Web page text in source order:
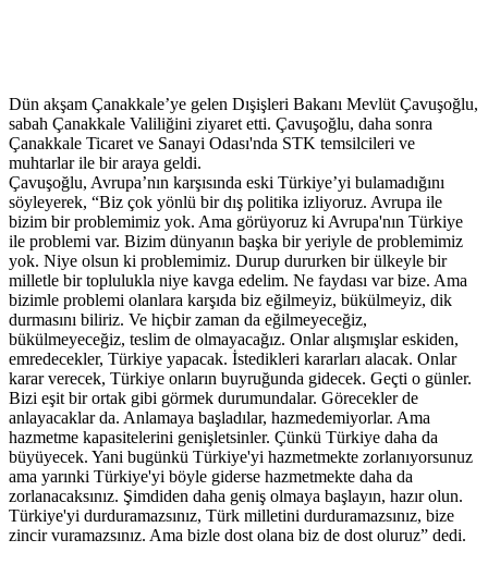
Dün akşam Çanakkale’ye gelen Dışişleri Bakanı Mevlüt Çavuşoğlu,
sabah Çanakkale Valiliğini ziyaret etti. Çavuşoğlu, daha sonra
Çanakkale Ticaret ve Sanayi Odası'nda STK temsilcileri ve
muhtarlar ile bir araya geldi.
Çavuşoğlu, Avrupa’nın karşısında eski Türkiye’yi bulamadığını
söyleyerek, “Biz çok yönlü bir dış politika izliyoruz. Avrupa ile
bizim bir problemimiz yok. Ama görüyoruz ki Avrupa'nın Türkiye
ile problemi var. Bizim dünyanın başka bir yeriyle de problemimiz
yok. Niye olsun ki problemimiz. Durup dururken bir ülkeyle bir
milletle bir toplulukla niye kavga edelim. Ne faydası var bize. Ama
bizimle problemi olanlara karşıda biz eğilmeyiz, bükülmeyiz, dik
durmasını biliriz. Ve hiçbir zaman da eğilmeyeceğiz,
bükülmeyeceğiz, teslim de olmayacağız. Onlar alışmışlar eskiden,
emredecekler, Türkiye yapacak. İstedikleri kararları alacak. Onlar
karar verecek, Türkiye onların buyruğunda gidecek. Geçti o günler.
Bizi eşit bir ortak gibi görmek durumundalar. Görecekler de
anlayacaklar da. Anlamaya başladılar, hazmedemiyorlar. Ama
hazmetme kapasitelerini genişletsinler. Çünkü Türkiye daha da
büyüyecek. Yani bugünkü Türkiye'yi hazmetmekte zorlanıyorsunuz
ama yarınki Türkiye'yi böyle giderse hazmetmekte daha da
zorlanacaksınız. Şimdiden daha geniş olmaya başlayın, hazır olun.
Türkiye'yi durduramazsınız, Türk milletini durduramazsınız, bize
zincir vuramazsınız. Ama bizle dost olana biz de dost oluruz” dedi.